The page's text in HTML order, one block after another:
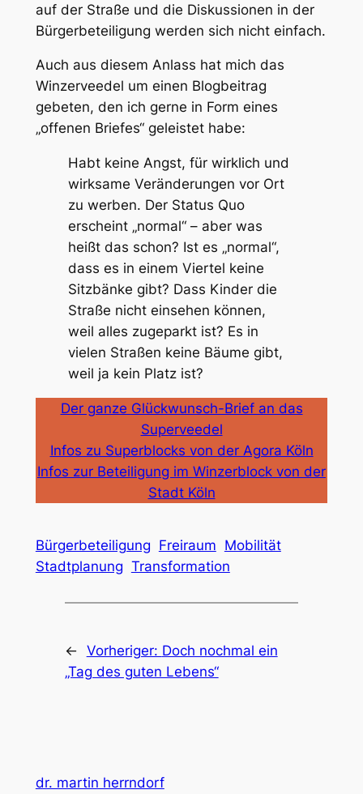
auf der Straße und die Diskussionen in der
Bürgerbeteiligung werden sich nicht einfach.
Auch aus diesem Anlass hat mich das
Winzerveedel um einen Blogbeitrag
gebeten, den ich gerne in Form eines
„offenen Briefes“ geleistet habe:
Habt keine Angst, für wirklich und
wirksame Veränderungen vor Ort
zu werben. Der Status Quo
erscheint „normal“ – aber was
heißt das schon? Ist es „normal“,
dass es in einem Viertel keine
Sitzbänke gibt? Dass Kinder die
Straße nicht einsehen können,
weil alles zugeparkt ist? Es in
vielen Straßen keine Bäume gibt,
weil ja kein Platz ist?
Der ganze Glückwunsch-Brief an das
Superveedel
Infos zu Superblocks von der Agora Köln
Infos zur Beteiligung im Winzerblock von der
Stadt Köln
Bürgerbeteiligung Freiraum Mobilität
Stadtplanung Transformation
← Vorheriger: Doch nochmal ein
„Tag des guten Lebens“
dr. martin herrndorf